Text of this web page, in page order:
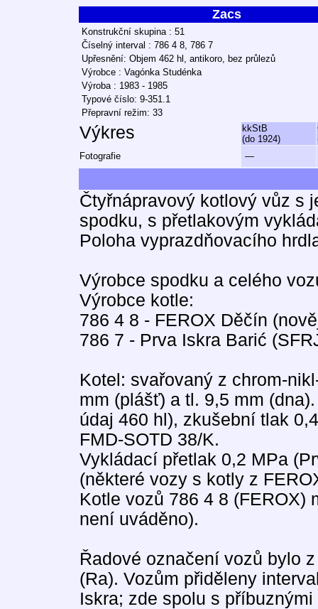
Zacs
Konstrukční skupina : 51
Číselný interval : 786 4 8, 786 7
Upřesnění: Objem 462 hl, antikoro, bez průlezů
Výrobce : Vagónka Studénka
Výroba : 1983 - 1985
Typové číslo: 9-351.1
Přepravní režim: 33
Výkres
kkStB
(do 1924)
Fotografie
—
Čtyřnápravový kotlový vůz s
spodku, s přetlakovým
Poloha vyprazdňovacího
Výrobce spodku a celého
Výrobce kotle:
786 4 8 - FEROX Děčín
786 7 - Prva Iskra Barić
Kotel: svařovaný z chrom-
mm (plášť) a tl. 9,5 mm
údaj 460 hl), zkušební tlak
FMD-SOTD 38/K.
Vykládací přetlak 0,2 MPa
(některé vozy s kotly z
Kotle vozů 786 4 8 (FEROX)
není uváděno).
Řadové označení vozů bylo
(Ra). Vozům přiděleny
Iskra; zde spolu s